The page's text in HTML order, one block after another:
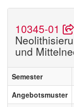
10345-01
und
Semester
Angebotsmuster